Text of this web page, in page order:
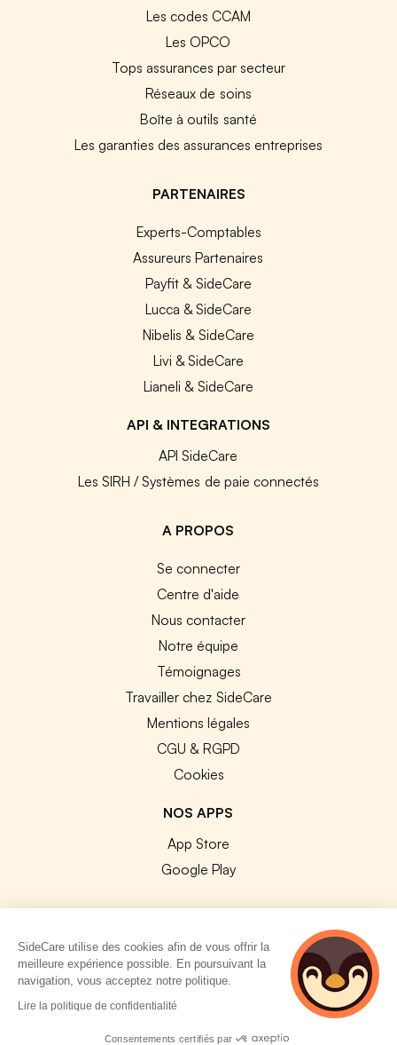
Les codes CCAM
Les OPCO
Tops assurances par secteur
Réseaux de soins
Boîte à outils santé
Les garanties des assurances entreprises
PARTENAIRES
Experts-Comptables
Assureurs Partenaires
Payfit & SideCare
Lucca & SideCare
Nibelis & SideCare
Livi & SideCare
Lianeli & SideCare
API & INTEGRATIONS
API SideCare
Les SIRH / Systèmes de paie connectés
A PROPOS
Se connecter
Centre d'aide
Nous contacter
Notre équipe
Témoignages
Travailler chez SideCare
Mentions légales
CGU & RGPD
Cookies
NOS APPS
App Store
Google Play
© 2026 SideCare. Tous droits réservés.
SideCare utilise des cookies afin de vous offrir la
meilleure expérience possible. En poursuivant la
navigation, vous acceptez notre politique.
Lire la politique de confidentialité
Consentements certifiés par